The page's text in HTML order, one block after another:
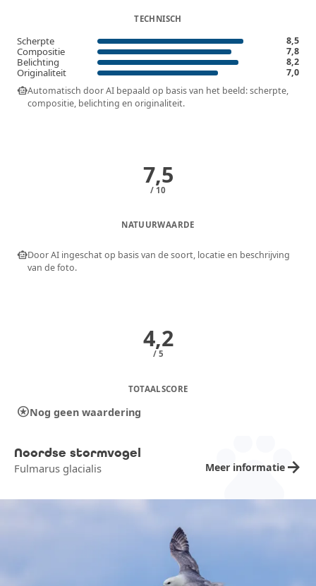
TECHNISCH
Scherpte 8,5
Compositie 7,8
Belichting 8,2
Originaliteit 7,0
smart_toyAutomatisch door AI bepaald op basis van het beeld: scherpte,
compositie, belichting en originaliteit.
7,5
/ 10
NATUURWAARDE
smart_toyDoor AI ingeschat op basis van de soort, locatie en beschrijving
van de foto.
4,2
/ 5
TOTAALSCORE
starsNog geen waardering
pets
Noordse stormvogel
Fulmarus glacialis Meer informatie arrow_forward